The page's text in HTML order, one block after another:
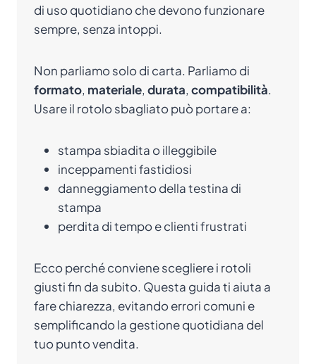
di uso quotidiano che devono funzionare
sempre, senza intoppi.
Non parliamo solo di carta. Parliamo di
formato, materiale, durata, compatibilità.
Usare il rotolo sbagliato può portare a:
stampa sbiadita o illeggibile
inceppamenti fastidiosi
danneggiamento della testina di
stampa
perdita di tempo e clienti frustrati
Ecco perché conviene scegliere i rotoli
giusti fin da subito. Questa guida ti aiuta a
fare chiarezza, evitando errori comuni e
semplificando la gestione quotidiana del
tuo punto vendita.